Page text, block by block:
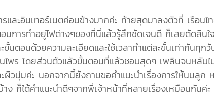
ละอินเทอร์เนตค่อนข้างมากค่ะ ท้ายสุดมาลงตัวที่ เรือน
นการทำอยู่ไฟต่างๆของที่นี่แล้วรู้สึกชัดเจนดี ก็เลยตัดสิน
นตอนด้วยความละเอียดและใช้เวลาทำแต่ละขั้นเท่ากันทุ
พร โดยส่วนตัวแล้วขั้นตอนที่แล้วชอบสุดๆ เพลินจนหลับ
นุ่มค่ะ นอกจากนี้ยังถามขอคำแนะนำเรื่องการให้นมลูก
ง ก็ได้คำแนะนำดีๆจากพี่เจ้าหน้าที่หลายเรื่องเหมือนกันค่ะ